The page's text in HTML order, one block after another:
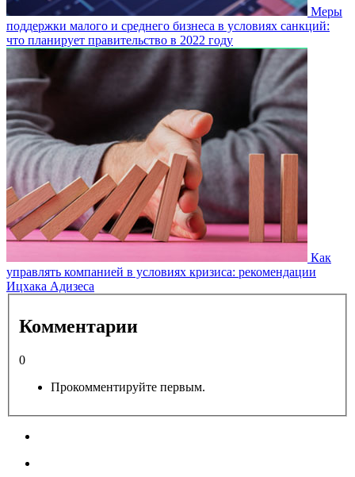
Меры
поддержки малого и среднего бизнеса в условиях санкций:
что планирует правительство в 2022 году
Как
управлять компанией в условиях кризиса: рекомендации
Ицхака Адизеса
Комментарии
0
Прокомментируйте первым.